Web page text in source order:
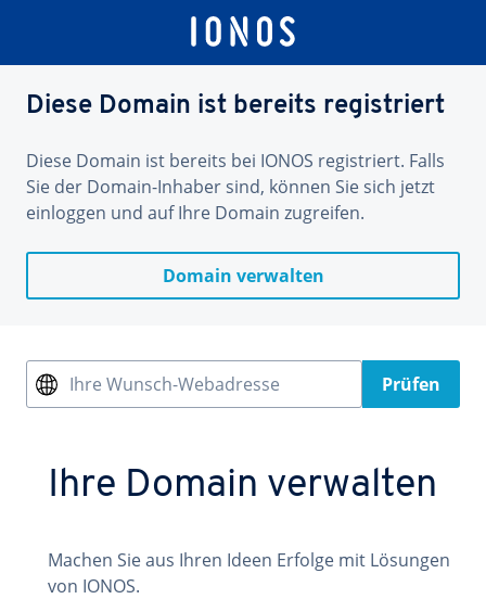
Diese Domain ist bereits registriert
Diese Domain ist bereits bei IONOS registriert. Falls
Sie der Domain-Inhaber sind, können Sie sich jetzt
einloggen und auf Ihre Domain zugreifen.
Domain verwalten
Ihre Wunsch-Webadresse Prüfen
Ihre Domain verwalten
Machen Sie aus Ihren Ideen Erfolge mit Lösungen
von IONOS.